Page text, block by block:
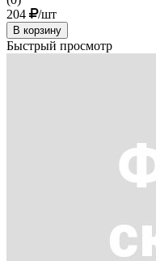
204
/шт
В корзину
Быстрый просмотр